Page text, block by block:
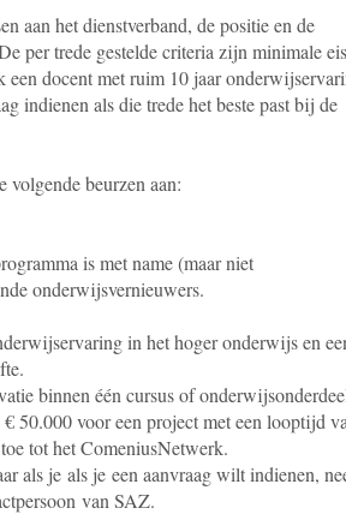
aan het dienstverband, de positie en de
per trede gestelde criteria zijn minimale
een docent met ruim 10 jaar
indienen als die trede het beste past bij de
volgende beurzen aan:
is met name (maar niet
onderwijsvernieuwers.
in het hoger onderwijs en
binnen één cursus of
50.000 voor een project met een looptijd
tot het ComeniusNetwerk.
als je als je een aanvraag wilt indienen,
van SAZ.